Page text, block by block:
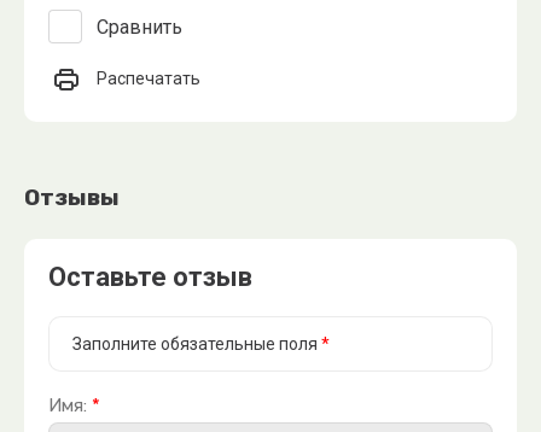
Сравнить
Распечатать
Отзывы
Оставьте отзыв
Заполните обязательные поля *
Имя: *